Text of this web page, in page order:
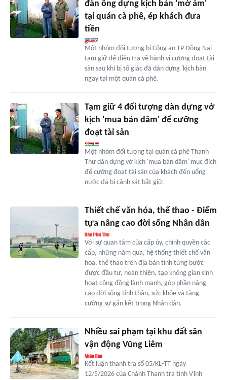
đàn ông dựng kịch bản 'mờ ám'
tại quán cà phê, ép khách đưa
tiền
Một nhóm đối tượng bị Công an TP Đồng Nai
tạm giữ để điều tra về hành vi cưỡng đoạt tài
sản sau khi bị tố giác đã dàn dựng 'kịch bản'
ngay tại một quán cà phê.
Tạm giữ 4 đối tượng dàn dựng vở
kịch 'mua bán dâm' để cưỡng
đoạt tài sản
Một nhóm đối tượng tại quán cà phê Thanh
Thư dàn dựng vở kịch 'mua bán dâm' mục đích
để cưỡng đoạt tài sản của khách đến uống
nước đã bị cảnh sát bắt giữ.
Thiết chế văn hóa, thể thao - Điểm
tựa nâng cao đời sống Nhân dân
Với sự quan tâm của cấp ủy, chính quyền các
cấp, những năm qua, hệ thống thiết chế văn
hóa, thể thao trên địa bàn tỉnh từng bước
được đầu tư, hoàn thiện, tạo không gian sinh
hoạt cộng đồng lành mạnh, góp phần nâng
cao đời sống tinh thần, sức khỏe và tăng
cường sự gắn kết trong Nhân dân.
Nhiều sai phạm tại khu đất sân
vận động Vũng Liêm
Kết luận thanh tra số 05/KL-TT ngày
12/5/2026 của Chánh Thanh tra tỉnh Vĩnh